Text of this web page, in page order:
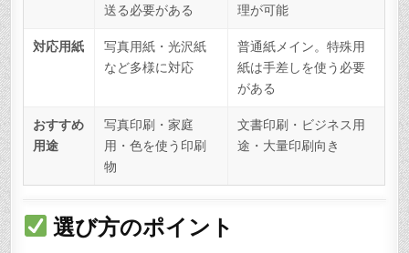
送る必要がある
理が可能
対応用紙
写真用紙・光沢紙
など多様に対応
普通紙メイン。特殊用
紙は手差しを使う必要
がある
おすすめ
用途
写真印刷・家庭
用・色を使う印刷
物
文書印刷・ビジネス用
途・大量印刷向き
選び方のポイント